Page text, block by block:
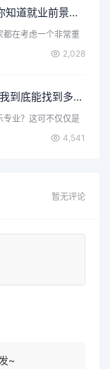
声乐专业的未来：你知道就业前景有多好么？
都在考虑一个非常重
2,028
声乐专业2025年：我到底能找到多少种出路？
专业？这可不仅仅是
4,541
暂无评论
~